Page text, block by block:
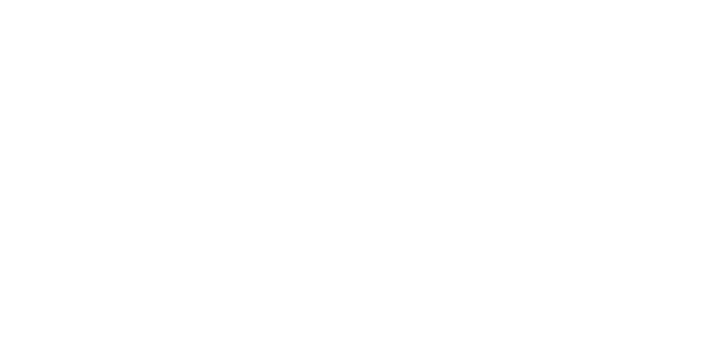
de confidentialité, en garantissant la conformité avec les réglementations. Personnalisez vos préférences pour